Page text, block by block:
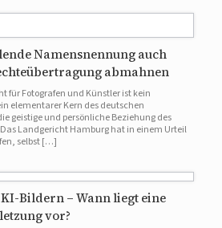
Namensnennung auch
abmahnen
für Fotografen und Künstler ist kein
elementarer Kern des deutschen
geistige und persönliche Beziehung des
Landgericht Hamburg hat in einem Urteil
selbst […]
KI-Bildern – Wann liegt eine
vor?